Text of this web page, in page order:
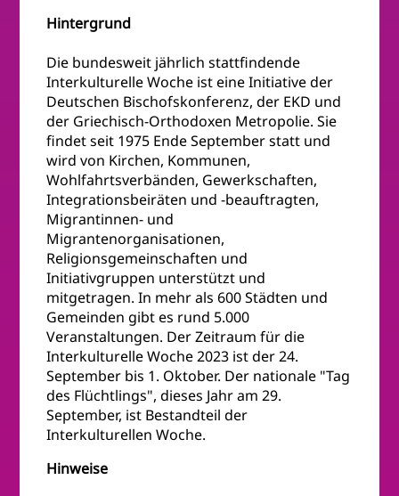
Hintergrund
Die bundesweit jährlich stattfindende
Interkulturelle Woche ist eine Initiative der
Deutschen Bischofskonferenz, der EKD und
der Griechisch-Orthodoxen Metropolie. Sie
findet seit 1975 Ende September statt und
wird von Kirchen, Kommunen,
Wohlfahrtsverbänden, Gewerkschaften,
Integrationsbeiräten und -beauftragten,
Migrantinnen- und
Migrantenorganisationen,
Religionsgemeinschaften und
Initiativgruppen unterstützt und
mitgetragen. In mehr als 600 Städten und
Gemeinden gibt es rund 5.000
Veranstaltungen. Der Zeitraum für die
Interkulturelle Woche 2023 ist der 24.
September bis 1. Oktober. Der nationale "Tag
des Flüchtlings", dieses Jahr am 29.
September, ist Bestandteil der
Interkulturellen Woche.
Hinweise